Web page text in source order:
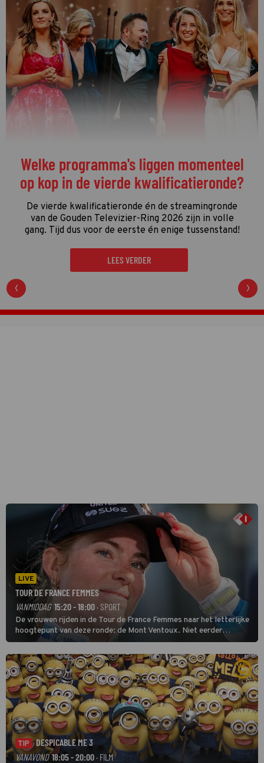
Welke programma's liggen momenteel
op kop in de vierde kwalificatieronde?
De vierde kwalificatieronde én de streamingronde
van de Gouden Televizier-Ring 2026 zijn in volle
gang. Tijd dus voor de eerste én enige tussenstand!
LEES VERDER
LIVE
TOUR DE FRANCE FEMMES
VANMIDDAG 15:20 - 18:00 · SPORT
De vrouwen rijden in de Tour de France Femmes naar het letterlijke
hoogtepunt van deze ronde: de Mont Ventoux. Niet eerder
finishten de vrouwen voor deze koers op deze kale col uit de
buitencategorie. De aanloop naar de slotklim is vlak.
TIP
DESPICABLE ME 3
VANAVOND 18:05 - 20:00· FILM